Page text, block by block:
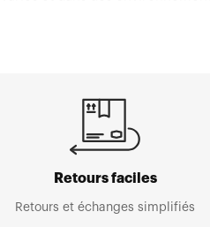
Retours faciles
Retours et échanges simplifiés